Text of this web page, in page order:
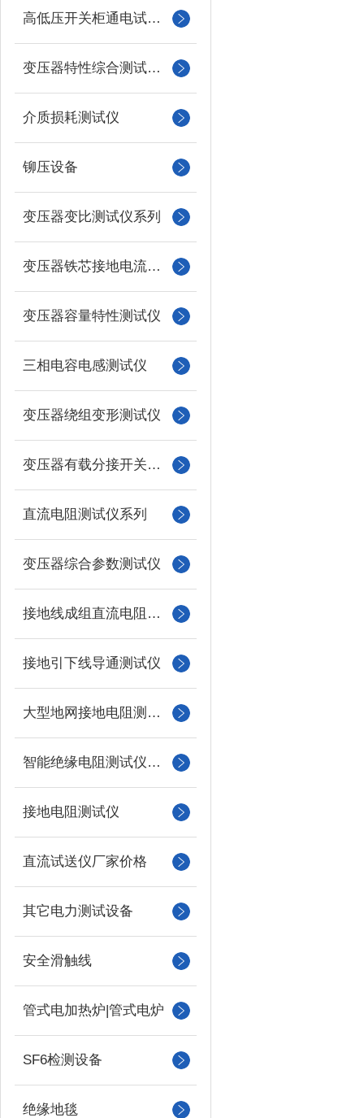
高低压开关柜通电试验台
变压器特性综合测试台系列
介质损耗测试仪
铆压设备
变压器变比测试仪系列
变压器铁芯接地电流测试仪
变压器容量特性测试仪
三相电容电感测试仪
变压器绕组变形测试仪
变压器有载分接开关测试仪
直流电阻测试仪系列
变压器综合参数测试仪
接地线成组直流电阻测试仪
接地引下线导通测试仪
大型地网接地电阻测试仪
智能绝缘电阻测试仪（兆欧表）
接地电阻测试仪
直流试送仪厂家价格
其它电力测试设备
安全滑触线
管式电加热炉|管式电炉
SF6检测设备
绝缘地毯